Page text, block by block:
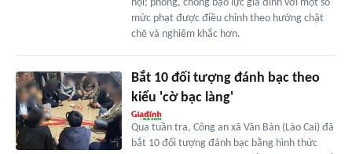
hội; phòng, chống bạo lực gia đình với một số
mức phạt được điều chỉnh theo hướng chặt
chẽ và nghiêm khắc hơn.
Bắt 10 đối tượng đánh bạc theo
kiểu 'cờ bạc làng'
Qua tuần tra, Công an xã Văn Bàn (Lào Cai) đã
bắt 10 đối tượng đánh bạc bằng hình thức